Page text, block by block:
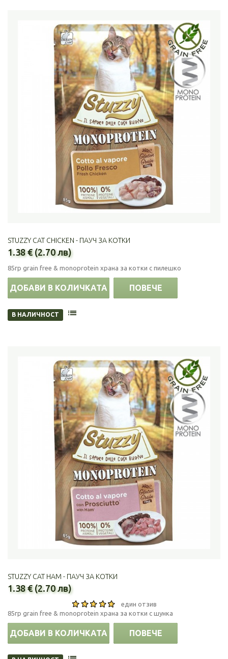
STUZZY CAT CHICKEN - ПАУЧ ЗА КОТКИ
1.38 € (2.70 лв)
85гр grain free & monoprotein храна за котки с пилешко
ДОБАВИ В КОЛИЧКАТА ПОВЕЧЕ
В НАЛИЧНОСТ
STUZZY CAT HAM - ПАУЧ ЗА КОТКИ
1.38 € (2.70 лв)
един отзив
85гр grain free & monoprotein храна за котки с шунка
ДОБАВИ В КОЛИЧКАТА ПОВЕЧЕ